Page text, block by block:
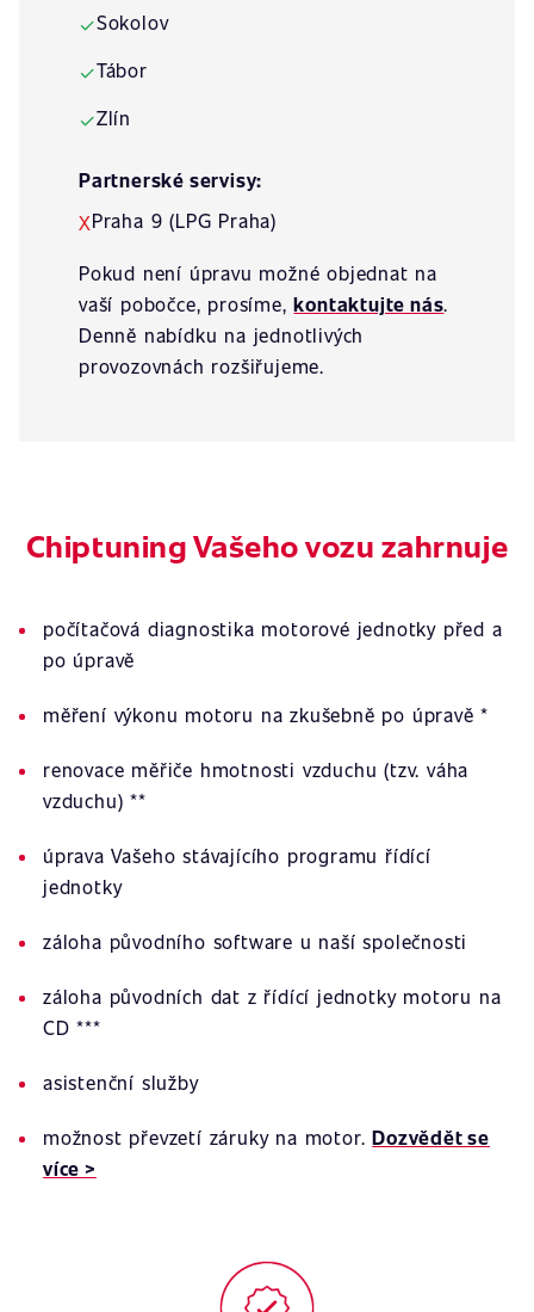
✓Sokolov
✓Tábor
✓Zlín
Partnerské servisy:
XPraha 9 (LPG Praha)
Pokud není úpravu možné objednat na
vaší pobočce, prosíme,kontaktujte nás.
Denně nabídku na jednotlivých
provozovnách rozšiřujeme.
Chiptuning Vašeho vozu zahrnuje
počítačová diagnostika motorové jednotky před a
po úpravě
měření výkonu motoru na zkušebně po úpravě *
renovace měřiče hmotnosti vzduchu (tzv. váha
vzduchu) **
úprava Vašeho stávajícího programu řídící
jednotky
záloha původního software u naší společnosti
záloha původních dat z řídící jednotky motoru na
CD ***
asistenční služby
možnost převzetí záruky na motor.Dozvědět se
více >